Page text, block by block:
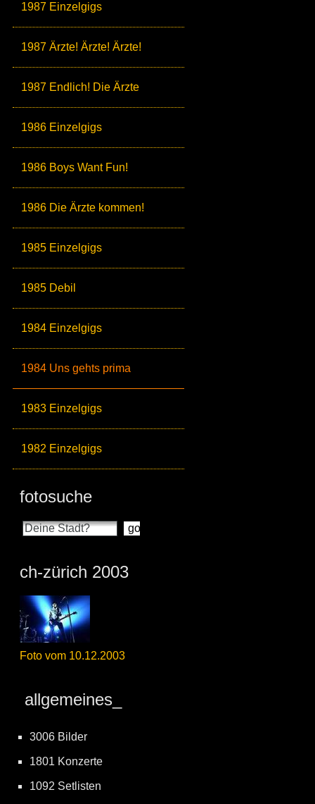
1987 Einzelgigs
1987 Ärzte! Ärzte! Ärzte!
1987 Endlich! Die Ärzte
1986 Einzelgigs
1986 Boys Want Fun!
1986 Die Ärzte kommen!
1985 Einzelgigs
1985 Debil
1984 Einzelgigs
1984 Uns gehts prima
1983 Einzelgigs
1982 Einzelgigs
fotosuche
ch-zürich 2003
Foto vom 10.12.2003
allgemeines_
3006 Bilder
1801 Konzerte
1092 Setlisten